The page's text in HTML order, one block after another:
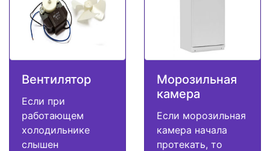
Вентилятор
Если при
работающем
холодильнике
слышен
Морозильная
камера
Если морозильная
камера начала
протекать, то